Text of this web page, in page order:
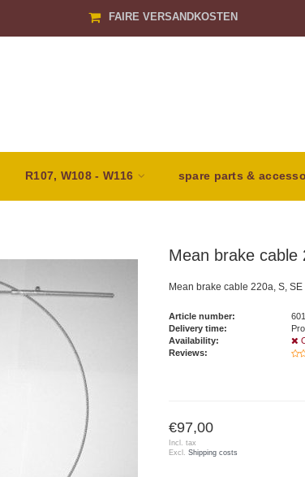
FAIRE VERSANDKOSTEN
R107, W108 - W116 spare parts &
Mean brake cable
Mean brake cable 220a, S, SE
Article number:
Delivery time:
Availability:
Reviews:
€97,00
Incl. tax
Excl.Shipping costs